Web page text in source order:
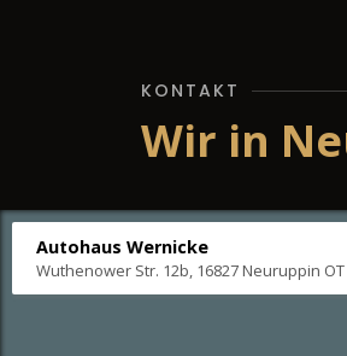
KONTAKT
Wir in
Autohaus Wernicke
Wuthenower Str. 12b, 16827 Neuruppin